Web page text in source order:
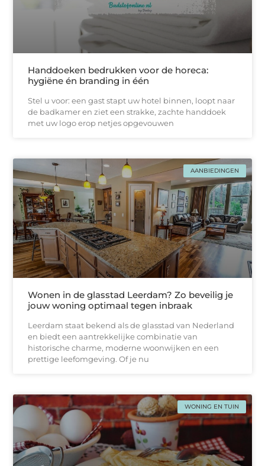
Handdoeken bedrukken voor de horeca:
hygiëne én branding in één
Stel u voor: een gast stapt uw hotel binnen, loopt naar
de badkamer en ziet een strakke, zachtе handdoek
met uw logo erop netjes opgevouwen
AANBIEDINGEN
Wonen in de glasstad Leerdam? Zo beveilig je
jouw woning optimaal tegen inbraak
Leerdam staat bekend als de glasstad van Nederland
en biedt een aantrekkelijke combinatie van
historische charme, moderne woonwijken en een
prettige leefomgeving. Of je nu
WONING EN TUIN